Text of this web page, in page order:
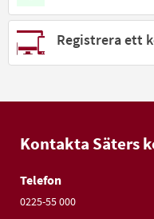
Registrera ett
Kontakta Säters
Telefon
0225-55 000